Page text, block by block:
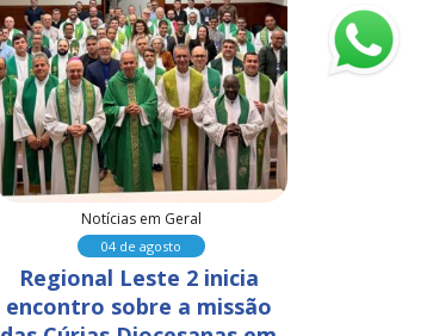
Notícias em Geral
04 de agosto
Regional Leste 2 inicia
encontro sobre a missão